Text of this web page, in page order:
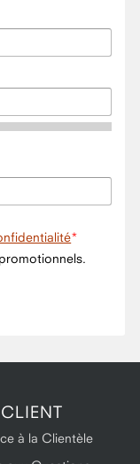
CLIENT
à la Clientèle